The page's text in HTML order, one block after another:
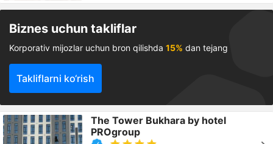
Biznes uchun takliflar
Korporativ mijozlar uchun bron qilishda 15% dan tejang
Takliflarni ko‘rish
The Tower Bukhara by hotel
PROgroup